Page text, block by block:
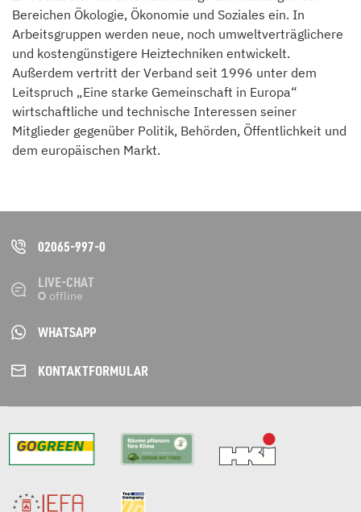
Bereichen Ökologie, Ökonomie und Soziales ein. In
Arbeitsgruppen werden neue, noch umweltverträglichere
und kostengünstigere Heiztechniken entwickelt.
Außerdem vertritt der Verband seit 1996 unter dem
Leitspruch „Eine starke Gemeinschaft in Europa“
wirtschaftliche und technische Interessen seiner
Mitglieder gegenüber Politik, Behörden, Öffentlichkeit und
dem europäischen Markt.
02065-997-0
LIVE-CHAT
WHATSAPP
KONTAKT­FORMULAR